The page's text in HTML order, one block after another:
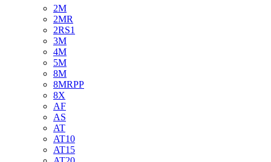
2M
2MR
2RS1
3M
4M
5M
8M
8MRPP
8X
AF
AS
AT
AT10
AT15